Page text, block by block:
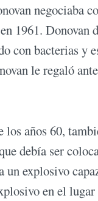
1961.
con bacterias y
le regaló
los años 60,
debía ser
un explosivo
en el